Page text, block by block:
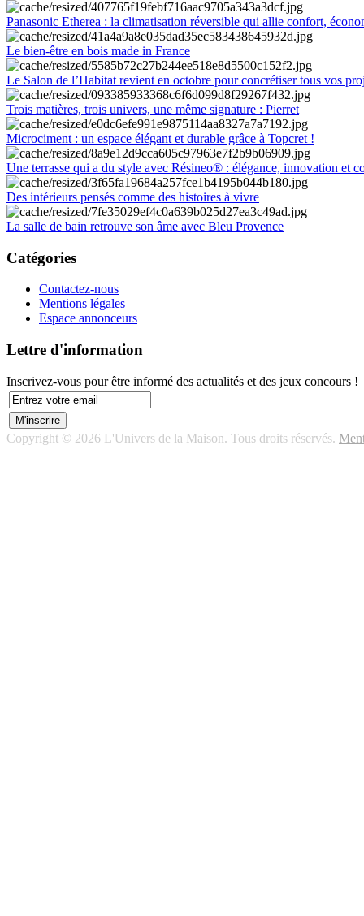
Panasonic Etherea : la climatisation réversible qui allie confort,
Le bien-être en bois made in France
Le Salon de l’Habitat revient en octobre pour concrétiser tous vos
Trois matières, trois univers, une même signature : Pierret
Microciment : un espace élégant et durable grâce à Topcret !
Une terrasse qui a du style avec Résineo® : élégance, innovation et
Des intérieurs pensés comme des histoires à vivre
La salle de bain retrouve son âme avec Bleu Provence
Catégories
Contactez-nous
Mentions légales
Espace annonceurs
Lettre d'information
Inscrivez-vous pour être informé des actualités et des jeux concours !
Copyright © 2026 L'Univers de la Maison. Tous droits réservés.